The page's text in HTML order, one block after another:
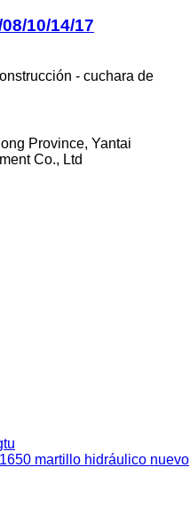
10/14/17
- cuchara de
Province, Yantai
Co., Ltd
martillo hidráulico nuevo